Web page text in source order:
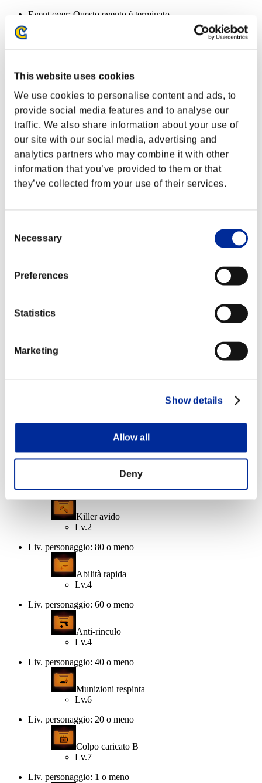
This website uses cookies
We use cookies to personalise content and ads, to
provide social media features and to analyse our
traffic. We also share information about your use of
our site with our social media, advertising and
analytics partners who may combine it with other
information that you’ve provided to them or that
they’ve collected from your use of their services.
Selection
Necessary
Preferences
Statistics
Marketing
Show details
Allow all
Deny
Event over: Questo evento è terminato
08.04.2025 15:00 (JST) - 14.04.2025 15:00 (JST)
Ricompense
Per conseguimento
Liv. personaggio: 100 o meno
Killer avido
Liv. personaggio: 80 o meno
Abilità rapida
Lv.4
Liv. personaggio: 60 o meno
Liv. personaggio: 1 o meno
Liv. personaggio: 100 o meno
Killer avido
Lv.2
Liv. personaggio: 80 o meno
Abilità rapida
Lv.4
Liv. personaggio: 60 o meno
Anti-rinculo
Lv.4
Liv. personaggio: 40 o meno
Munizioni respinta
Lv.6
Liv. personaggio: 20 o meno
Colpo caricato B
Lv.7
Liv. personaggio: 1 o meno